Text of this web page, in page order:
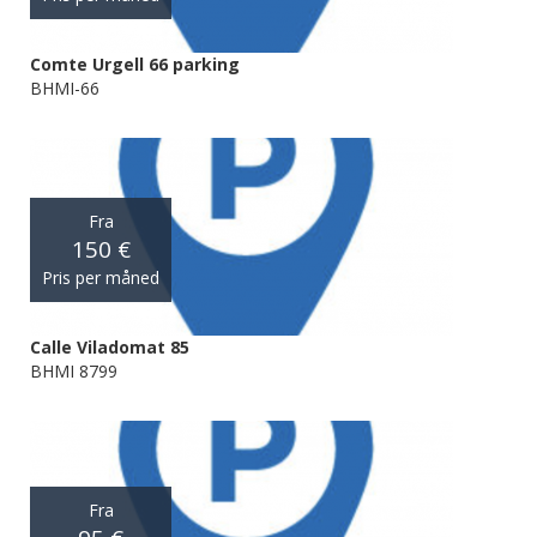
Comte Urgell 66 parking
BHMI-66
Fra
150 €
Pris per måned
Calle Viladomat 85
BHMI 8799
Fra